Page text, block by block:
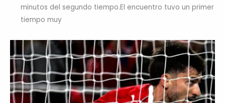
minutos del segundo tiempo.El encuentro tuvo un primer
tiempo muy